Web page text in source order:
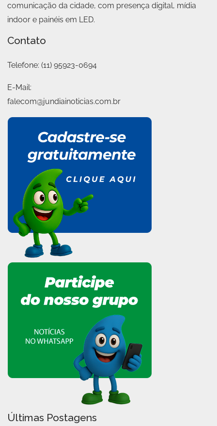
comunicação da cidade, com presença digital, mídia
indoor e painéis em LED.
Contato
Telefone: (11) 95923-0694
E-Mail:
falecom@jundiainoticias.com.br
Últimas Postagens